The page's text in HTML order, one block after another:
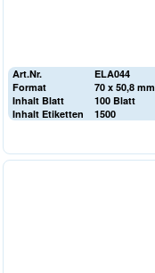
Art.Nr.
ELA044
Format
70 x 50,8 mm
Inhalt Blatt
100 Blatt
Inhalt Etiketten
1500